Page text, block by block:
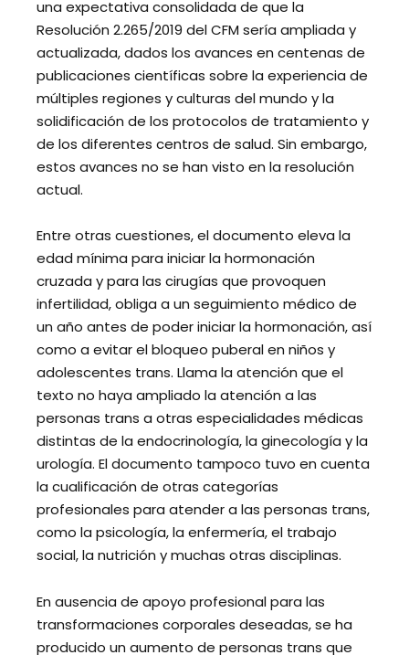
una expectativa consolidada de que la
Resolución 2.265/2019 del CFM sería ampliada y
actualizada, dados los avances en centenas de
publicaciones científicas sobre la experiencia de
múltiples regiones y culturas del mundo y la
solidificación de los protocolos de tratamiento y
de los diferentes centros de salud. Sin embargo,
estos avances no se han visto en la resolución
actual.
Entre otras cuestiones, el documento eleva la
edad mínima para iniciar la hormonación
cruzada y para las cirugías que provoquen
infertilidad, obliga a un seguimiento médico de
un año antes de poder iniciar la hormonación, así
como a evitar el bloqueo puberal en niños y
adolescentes trans. Llama la atención que el
texto no haya ampliado la atención a las
personas trans a otras especialidades médicas
distintas de la endocrinología, la ginecología y la
urología. El documento tampoco tuvo en cuenta
la cualificación de otras categorías
profesionales para atender a las personas trans,
como la psicología, la enfermería, el trabajo
social, la nutrición y muchas otras disciplinas.
En ausencia de apoyo profesional para las
transformaciones corporales deseadas, se ha
producido un aumento de personas trans que